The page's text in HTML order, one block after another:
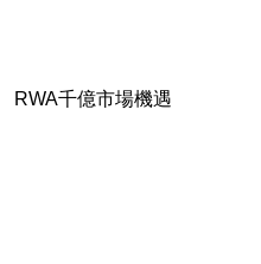
RWA千億市場機遇